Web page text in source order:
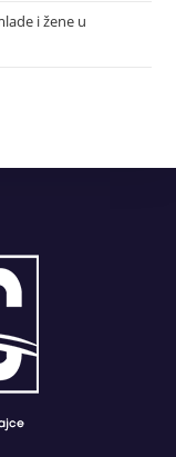
i žene u